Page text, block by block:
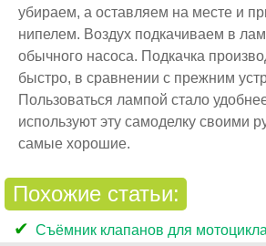
убираем, а оставляем на месте и
нипелем. Воздух подкачиваем в
обычного насоса. Подкачка
быстро, в сравнении с прежним
Пользоваться лампой стало
используют эту самоделку своими
самые хорошие.
Похожие статьи:
Съёмник клапанов для